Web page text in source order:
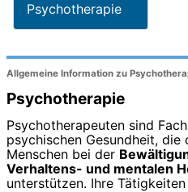
Psychotherapie
Allgemeine Information zu
Psychotherapie
Psychotherapeuten sind
psychischen Gesundheit,
Menschen bei der
Verhaltens- und mentalen
unterstützen. Ihre